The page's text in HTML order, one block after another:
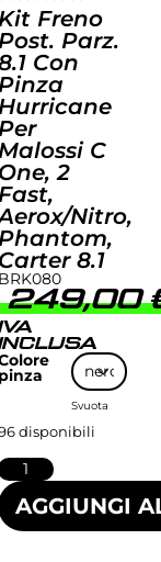
Kit Freno
Post. Parz.
Con
Pinza
Hurricane
Per
Malossi C
One, 2
Fast,
Nitro,
Phantom,
Carter 8.1
BRK080
249,00
pinza
Svuota
disponibili
AGGIUNGI